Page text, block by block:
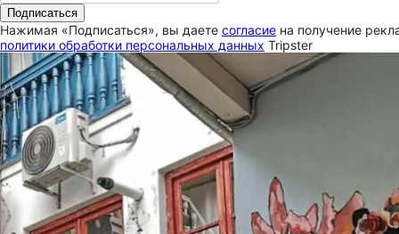
Подписаться
Нажимая «Подписаться», вы даете согласие на получение
политики обработки персональных данных Tripster